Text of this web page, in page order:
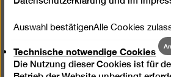
InstagramFacebookYouTubeSpotify
Auswahl bestätigenAlle Cookies
Technische notwendige Cookies
An
Die Nutzung dieser Cookies ist für